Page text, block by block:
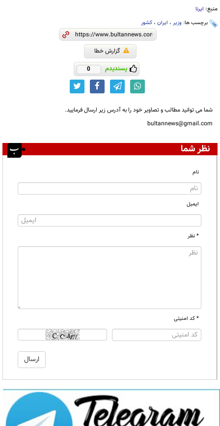
منبع: ایرنا
برچسب ها: وزیر ، ایران ، کشور
گزارش خطا
پسندیدم 0
شما می توانید مطالب و تصاویر خود را به آدرس زیر ارسال فرمایید.
bultannews@gmail.com
نظر شما
نام
ایمیل
* نظر
* کد امنیتی